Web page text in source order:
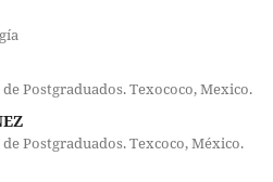
Postgraduados. Texococo, Mexico.
Postgraduados. Texcoco, México.